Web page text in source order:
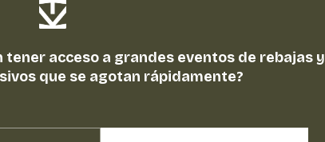
tener acceso a grandes eventos de rebajas y
que se agotan rápidamente?